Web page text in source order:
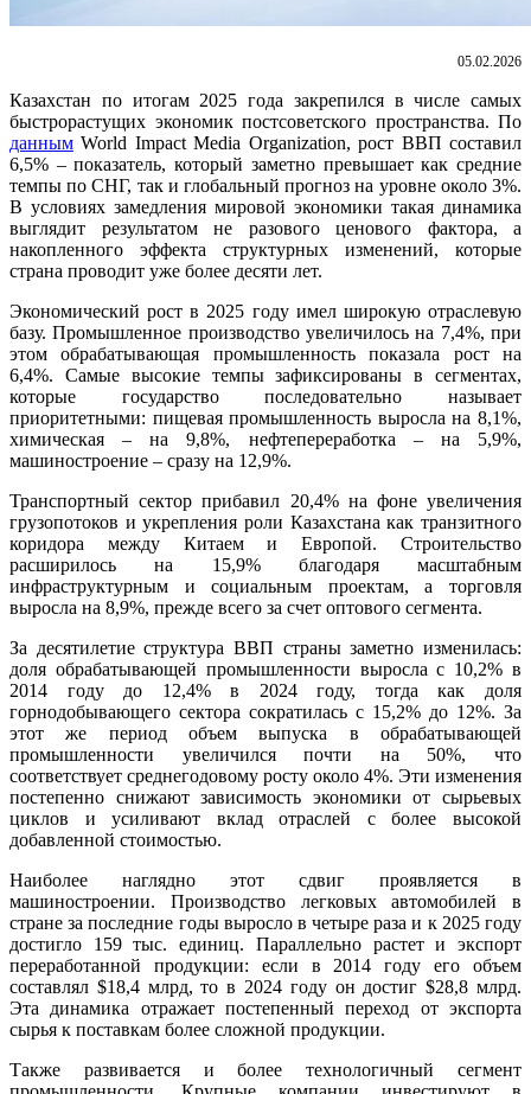
05.02.2026
Казахстан по итогам 2025 года закрепился в числе самых
быстрорастущих экономик постсоветского пространства. По
данным World Impact Media Organization, рост ВВП составил
6,5% – показатель, который заметно превышает как средние
темпы по СНГ, так и глобальный прогноз на уровне около 3%.
В условиях замедления мировой экономики такая динамика
выглядит результатом не разового ценового фактора, а
накопленного эффекта структурных изменений, которые
страна проводит уже более десяти лет.
Экономический рост в 2025 году имел широкую отраслевую
базу. Промышленное производство увеличилось на 7,4%, при
этом обрабатывающая промышленность показала рост на
6,4%. Самые высокие темпы зафиксированы в сегментах,
которые государство последовательно называет
приоритетными: пищевая промышленность выросла на 8,1%,
химическая – на 9,8%, нефтепереработка – на 5,9%,
машиностроение – сразу на 12,9%.
Транспортный сектор прибавил 20,4% на фоне увеличения
грузопотоков и укрепления роли Казахстана как транзитного
коридора между Китаем и Европой. Строительство
расширилось на 15,9% благодаря масштабным
инфраструктурным и социальным проектам, а торговля
выросла на 8,9%, прежде всего за счет оптового сегмента.
За десятилетие структура ВВП страны заметно изменилась:
доля обрабатывающей промышленности выросла с 10,2% в
2014 году до 12,4% в 2024 году, тогда как доля
горнодобывающего сектора сократилась с 15,2% до 12%. За
этот же период объем выпуска в обрабатывающей
промышленности увеличился почти на 50%, что
соответствует среднегодовому росту около 4%. Эти изменения
постепенно снижают зависимость экономики от сырьевых
циклов и усиливают вклад отраслей с более высокой
добавленной стоимостью.
Наиболее наглядно этот сдвиг проявляется в
машиностроении. Производство легковых автомобилей в
стране за последние годы выросло в четыре раза и к 2025 году
достигло 159 тыс. единиц. Параллельно растет и экспорт
переработанной продукции: если в 2014 году его объем
составлял $18,4 млрд, то в 2024 году он достиг $28,8 млрд.
Эта динамика отражает постепенный переход от экспорта
сырья к поставкам более сложной продукции.
Также развивается и более технологичный сегмент